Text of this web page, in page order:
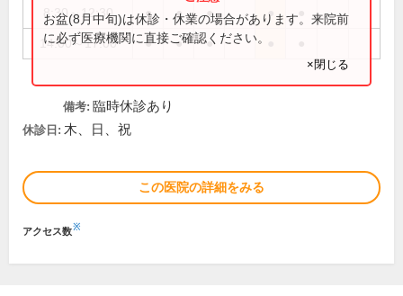
8:30～12:30 ● ● ● ●
14:00～17:00 ● ● ●
お盆(8月中旬)は休診・休業の場合があります。来院前
に必ず医療機関に直接ご確認ください。
×閉じる
備考: 臨時休診あり
休診日: 木、日、祝
この医院の詳細をみる
アクセス数※